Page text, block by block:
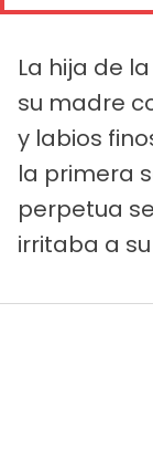
La hija de
su madre
y labios
la primera
perpetua
irritaba a